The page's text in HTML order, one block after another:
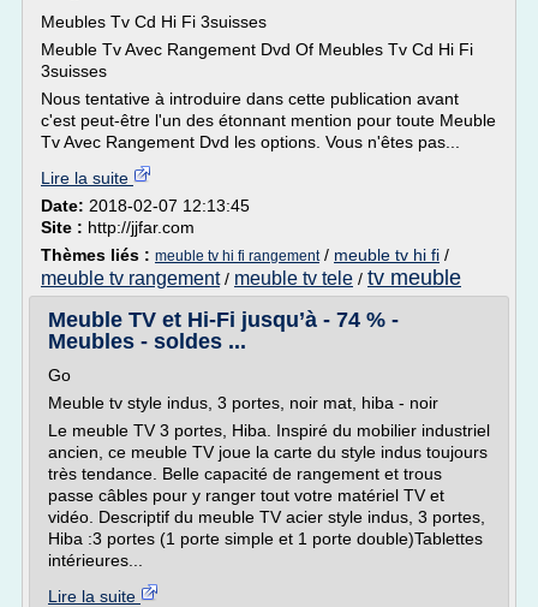
Meubles Tv Cd Hi Fi 3suisses
Meuble Tv Avec Rangement Dvd Of Meubles Tv Cd Hi Fi
3suisses
Nous tentative à introduire dans cette publication avant
c'est peut-être l'un des étonnant mention pour toute Meuble
Tv Avec Rangement Dvd les options. Vous n'êtes pas...
Lire la suite
Date: 2018-02-07 12:13:45
Site : http://jjfar.com
Thèmes liés : meuble tv hi fi rangement/ meuble tv hi fi /
meuble tv rangement/ meuble tv tele / tv meuble
Meuble TV et Hi-Fi jusqu’à - 74 % -
Meubles - soldes ...
Go
Meuble tv style indus, 3 portes, noir mat, hiba - noir
Le meuble TV 3 portes, Hiba. Inspiré du mobilier industriel
ancien, ce meuble TV joue la carte du style indus toujours
très tendance. Belle capacité de rangement et trous
passe câbles pour y ranger tout votre matériel TV et
vidéo. Descriptif du meuble TV acier style indus, 3 portes,
Hiba :3 portes (1 porte simple et 1 porte double)Tablettes
intérieures...
Lire la suite